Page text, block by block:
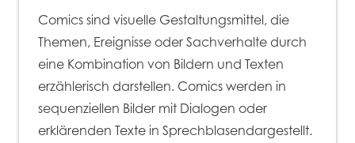
Comics sind visuelle Gestaltungsmittel, die
Themen, Ereignisse oder Sachverhalte durch
eine Kombination von Bildern und Texten
erzählerisch darstellen. Comics werden in
sequenziellen Bilder mit Dialogen oder
erklärenden Texte in Sprechblasendargestellt.